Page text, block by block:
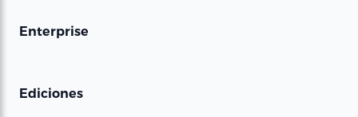
Enterprise
Ediciones